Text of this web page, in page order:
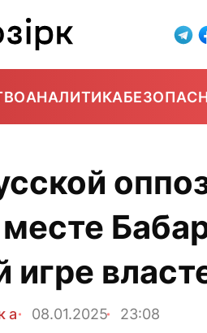
АНАЛИТИКА
08.01.2025 23:08